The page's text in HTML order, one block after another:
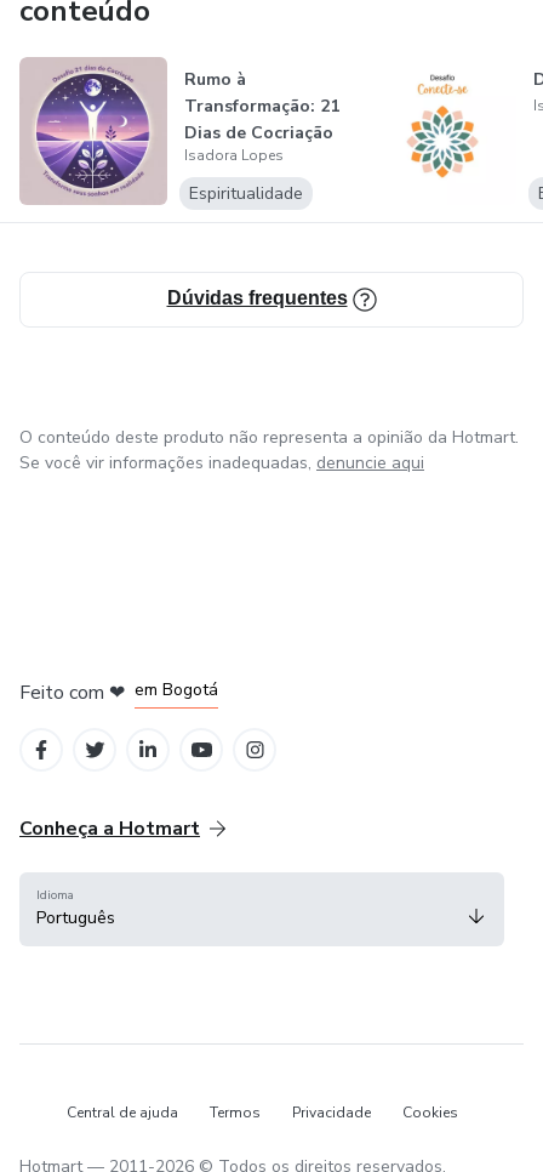
conteúdo
Rumo à
Transformação: 21
Dias de Cocriação
Isadora Lopes
Espiritualidade
Dúvidas frequentes
O conteúdo deste produto não representa a opinião da Hotmart.
Se você vir informações inadequadas, denuncie aqui
Feito com ❤ em Bogotá
Conheça a Hotmart
Idioma
Português
Central de ajuda Termos Privacidade Cookies
Hotmart — 2011-2026 © Todos os direitos reservados.